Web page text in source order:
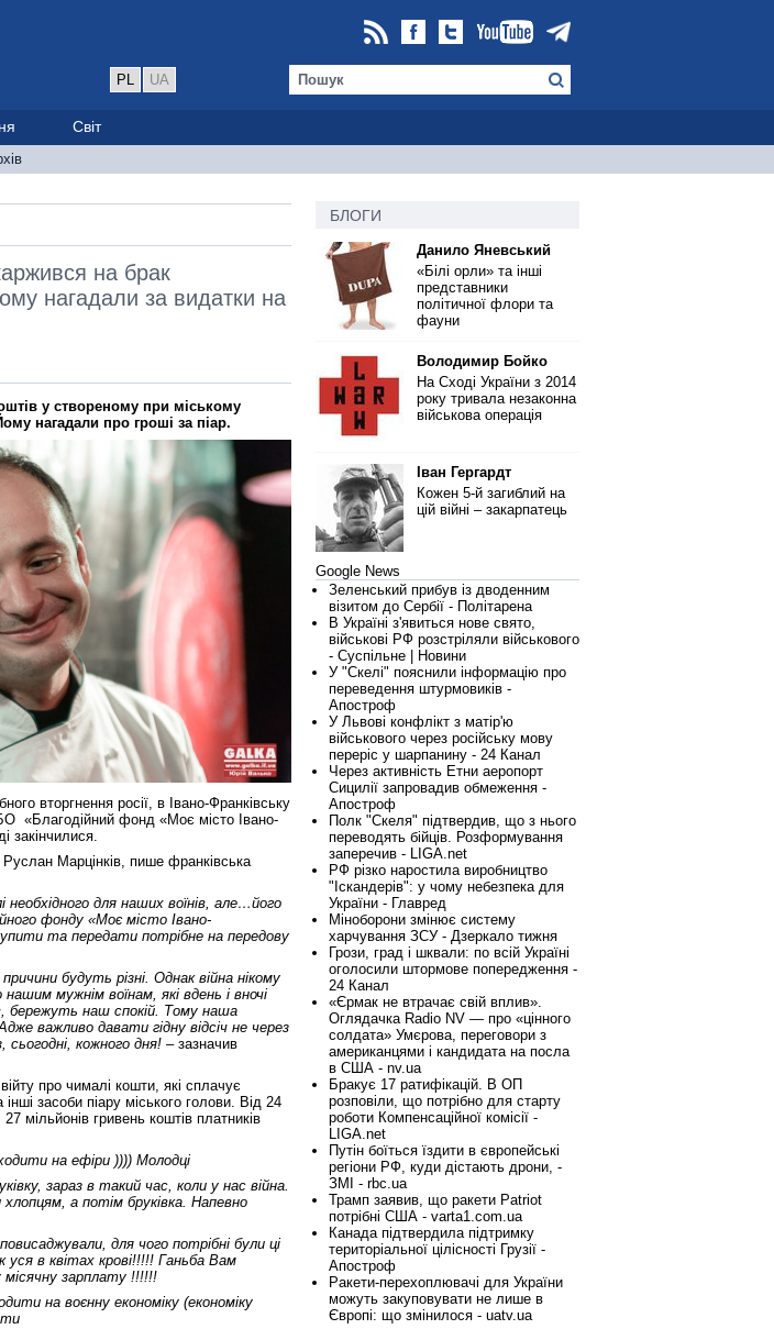
PL UA
Світ
на брак
нагадали за видатки на
у створеному при міському
нагадали про гроші за піар.
вторгнення росії, в Івано-Франківську
«Благодійний фонд «Моє місто Івано-
закінчилися.
Марцінків, пише франківська
необхідного для наших воїнів, але…його
фонду «Моє місто Івано-
та передати потрібне на передову
будуть різні. Однак війна нікому
мужнім воїнам, які вдень і вночі
бережуть наш спокій. Тому наша
важливо давати гідну відсіч не через
сьогодні, кожного дня! – зазначив
про чималі кошти, які сплачує
засоби піару міського голови. Від 24
мільйонів гривень коштів платників
на ефіри )))) Молодці
зараз в такий час, коли у нас війна.
а потім бруківка. Напевно
для чого потрібні були ці
в квітах крові!!!!! Ганьба Вам
зарплату !!!!!!
на воєнну економіку (економіку
БЛОГИ
Данило Яневський
«Білі орли» та інші
представники
політичної флори та
фауни
Володимир Бойко
На Сході України з 2014
року тривала незаконна
військова операція
Іван Гергардт
Кожен 5-й загиблий на
цій війні – закарпатець
Google News
Зеленський прибув із дводенним
візитом до Сербії - Політарена
В Україні з'явиться нове свято,
військові РФ розстріляли військового
- Суспільне | Новини
У "Скелі" пояснили інформацію про
переведення штурмовиків -
Апостроф
У Львові конфлікт з матір'ю
військового через російську мову
переріс у шарпанину - 24 Канал
Через активність Етни аеропорт
Сицилії запровадив обмеження -
Апостроф
Полк "Скеля" підтвердив, що з нього
переводять бійців. Розформування
заперечив - LIGA.net
РФ різко наростила виробництво
"Іскандерів": у чому небезпека для
України - Главред
Міноборони змінює систему
харчування ЗСУ - Дзеркало тижня
Грози, град і шквали: по всій Україні
оголосили штормове попередження -
24 Канал
«Єрмак не втрачає свій вплив».
Оглядачка Radio NV — про «цінного
солдата» Умєрова, переговори з
американцями і кандидата на посла
в США - nv.ua
Бракує 17 ратифікацій. В ОП
розповіли, що потрібно для старту
роботи Компенсаційної комісії -
LIGA.net
Путін боїться їздити в європейські
регіони РФ, куди дістають дрони, -
ЗМІ - rbc.ua
Трамп заявив, що ракети Patriot
потрібні США - varta1.com.ua
Канада підтвердила підтримку
територіальної цілісності Грузії -
Апостроф
Ракети-перехоплювачі для України
можуть закуповувати не лише в
Європі: що змінилося - uatv.ua